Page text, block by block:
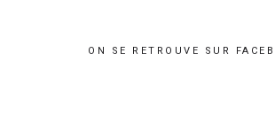
ON SE RETROUVE SUR